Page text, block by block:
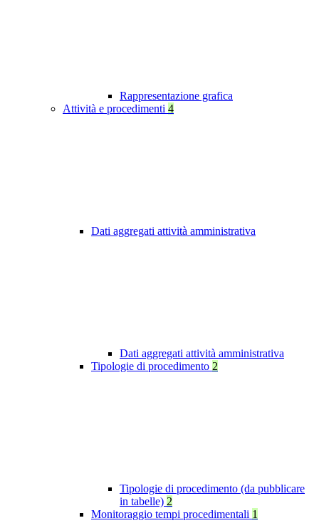
Rappresentazione grafica
Attività e procedimenti 4
Dati aggregati attività amministrativa
Dati aggregati attività amministrativa
Tipologie di procedimento 2
Tipologie di procedimento (da pubblicare
in tabelle) 2
Monitoraggio tempi procedimentali 1